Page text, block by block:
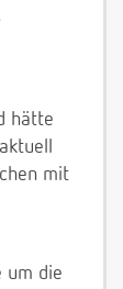
hätte
mit
um die